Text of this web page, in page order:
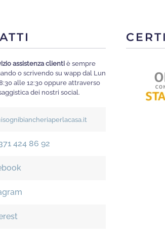
scelte
nella
pagina
prodotto
assistenza clienti è sempre
o scrivendo su wapp dal Lun
alle 12:30 oppure attraverso
dei nostri social.
424 86 92